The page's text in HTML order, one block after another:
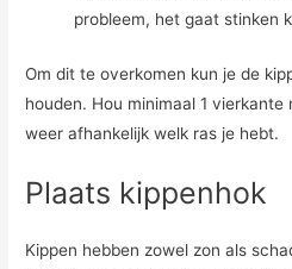
probleem, het gaat stinken
Om dit te overkomen kun je de
houden. Hou minimaal 1
weer afhankelijk welk ras je hebt.
Plaats kippenhok
Kippen hebben zowel zon als